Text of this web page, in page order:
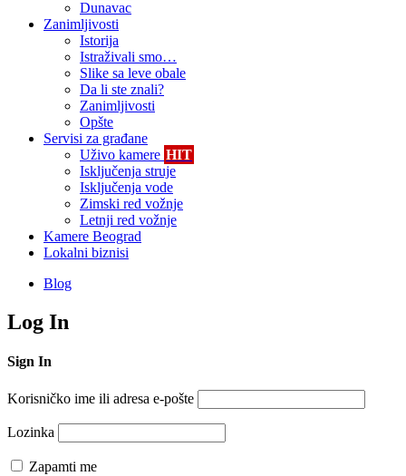
Dunavac
Zanimljivosti
Istorija
Istraživali smo…
Slike sa leve obale
Da li ste znali?
Zanimljivosti
Opšte
Servisi za građane
Uživo kamere HIT
Isključenja struje
Isključenja vode
Zimski red vožnje
Letnji red vožnje
Kamere Beograd
Lokalni biznisi
Blog
Log In
Sign In
Korisničko ime ili adresa e-pošte
Lozinka
Zapamti me